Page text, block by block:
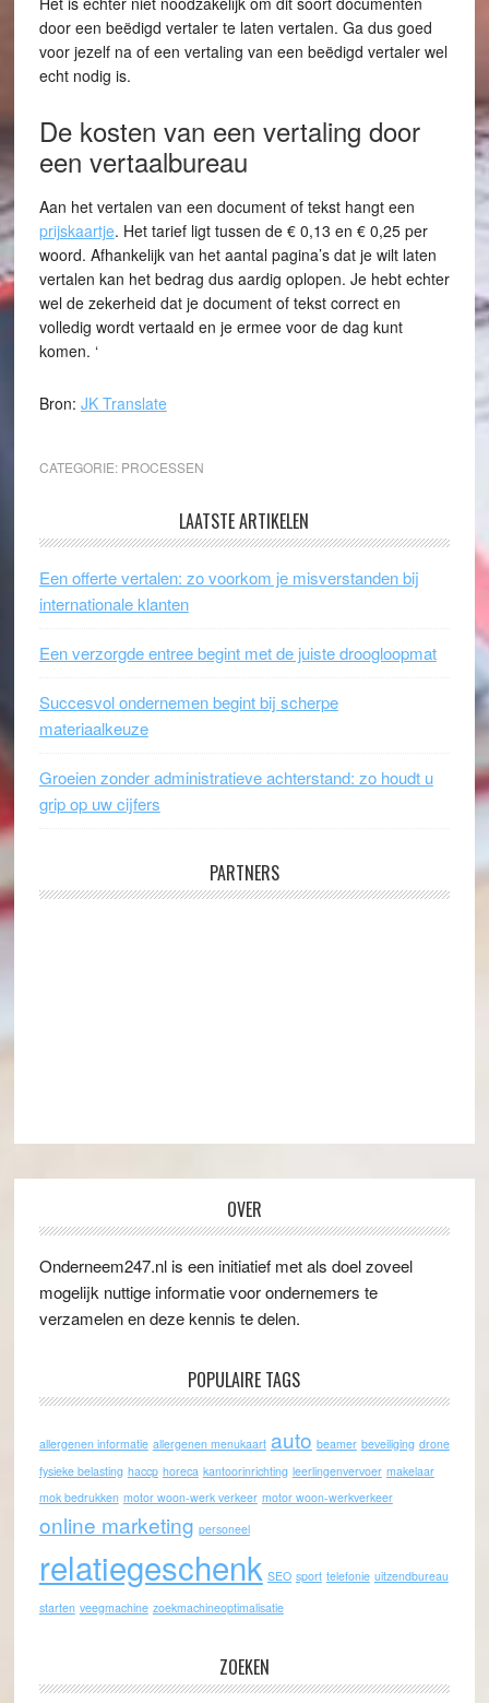
door een beëdigd vertaler te laten vertalen. Ga dus goed
voor jezelf na of een vertaling van een beëdigd vertaler wel
echt nodig is.
De kosten van een vertaling door
een vertaalbureau
Aan het vertalen van een document of tekst hangt een
prijskaartje. Het tarief ligt tussen de € 0,13 en € 0,25 per
woord. Afhankelijk van het aantal pagina’s dat je wilt laten
vertalen kan het bedrag dus aardig oplopen. Je hebt echter
wel de zekerheid dat je document of tekst correct en
volledig wordt vertaald en je ermee voor de dag kunt
komen. ‘
Bron: JK Translate
CATEGORIE: PROCESSEN
LAATSTE ARTIKELEN
Een offerte vertalen: zo voorkom je misverstanden bij
internationale klanten
Een verzorgde entree begint met de juiste droogloopmat
Succesvol ondernemen begint bij scherpe
materiaalkeuze
Groeien zonder administratieve achterstand: zo houdt u
grip op uw cijfers
PARTNERS
OVER
Onderneem247.nl is een initiatief met als doel zoveel
mogelijk nuttige informatie voor ondernemers te
verzamelen en deze kennis te delen.
POPULAIRE TAGS
allergenen informatie allergenen menukaart auto beamer beveiliging drone
fysieke belasting haccp horeca kantoorinrichting leerlingenvervoer makelaar
mok bedrukken motor woon-werk verkeer motor woon-werkverkeer
online marketing personeel
relatiegeschenk SEO sport telefonie uitzendbureau
starten veegmachine zoekmachineoptimalisatie
ZOEKEN